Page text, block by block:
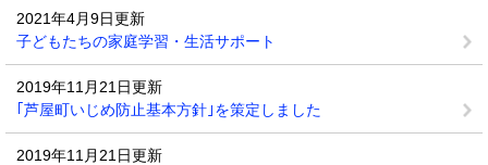
2021年4月9日更新
子どもたちの家庭学習・生活サポート
2019年11月21日更新
｢芦屋町いじめ防止基本方針｣を策定しました
2019年11月21日更新